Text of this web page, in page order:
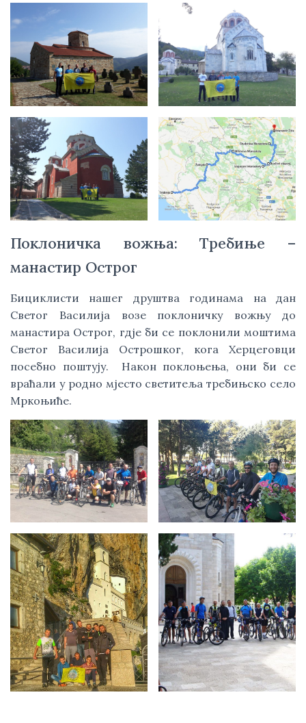
Поклоничка вожња: Требиње –
манастир Острог
Бициклисти нашег друштва годинама на дан
Светог Василија возе поклоничку вожњу до
манастира Острог, гдје би се поклонили моштима
Светог Василија Острошког, кога Херцеговци
посебно поштују. Након поклоњења, они би се
враћали у родно мјесто светитеља требињско село
Мркоњиће.